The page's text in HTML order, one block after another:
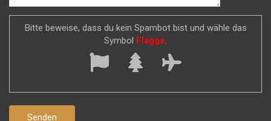
Bitte beweise, dass du kein Spambot bist und wähle das
Symbol
Flagge.